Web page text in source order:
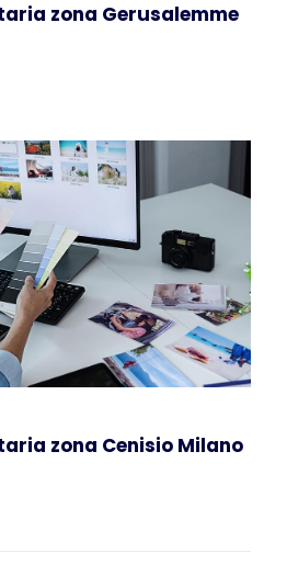
zona Gerusalemme
zona Cenisio Milano